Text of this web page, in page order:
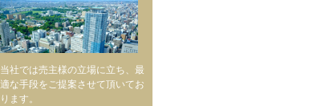
当社では売主様の立場に立ち、最
適な手段をご提案させて頂いてお
ります。